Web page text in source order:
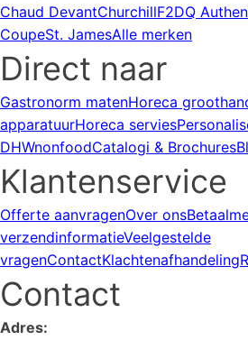
Chaud DevantChurchillF2DQ
CoupeSt. JamesAlle merken
Direct naar
Gastronorm matenHoreca
apparatuurHoreca servies
DHWnonfoodCatalogi & Brochures
Klantenservice
Offerte aanvragenOver ons
verzendinformatieVeelgestelde
vragenContactKlachtenafhandeling
Contact
Adres: